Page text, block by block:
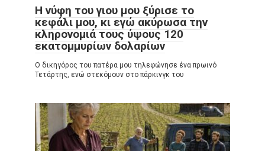
Η νύφη του γιου μου ξύρισε το
κεφάλι μου, κι εγώ ακύρωσα την
κληρονομιά τους ύψους 120
εκατομμυρίων δολαρίων
Ο δικηγόρος του πατέρα μου τηλεφώνησε ένα πρωινό
Τετάρτης, ενώ στεκόμουν στο πάρκινγκ του